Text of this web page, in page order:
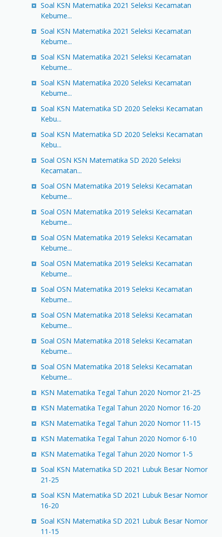
Soal KSN Matematika 2021 Seleksi Kecamatan
Kebume...
Soal KSN Matematika 2021 Seleksi Kecamatan
Kebume...
Soal KSN Matematika 2021 Seleksi Kecamatan
Kebume...
Soal KSN Matematika 2020 Seleksi Kecamatan
Kebume...
Soal KSN Matematika SD 2020 Seleksi Kecamatan
Kebu...
Soal KSN Matematika SD 2020 Seleksi Kecamatan
Kebu...
Soal OSN KSN Matematika SD 2020 Seleksi
Kecamatan...
Soal OSN Matematika 2019 Seleksi Kecamatan
Kebume...
Soal OSN Matematika 2019 Seleksi Kecamatan
Kebume...
Soal OSN Matematika 2019 Seleksi Kecamatan
Kebume...
Soal OSN Matematika 2019 Seleksi Kecamatan
Kebume...
Soal OSN Matematika 2019 Seleksi Kecamatan
Kebume...
Soal OSN Matematika 2018 Seleksi Kecamatan
Kebume...
Soal OSN Matematika 2018 Seleksi Kecamatan
Kebume...
Soal OSN Matematika 2018 Seleksi Kecamatan
Kebume...
KSN Matematika Tegal Tahun 2020 Nomor 21-25
KSN Matematika Tegal Tahun 2020 Nomor 16-20
KSN Matematika Tegal Tahun 2020 Nomor 11-15
KSN Matematika Tegal Tahun 2020 Nomor 6-10
KSN Matematika Tegal Tahun 2020 Nomor 1-5
Soal KSN Matematika SD 2021 Lubuk Besar Nomor
21-25
Soal KSN Matematika SD 2021 Lubuk Besar Nomor
16-20
Soal KSN Matematika SD 2021 Lubuk Besar Nomor
11-15